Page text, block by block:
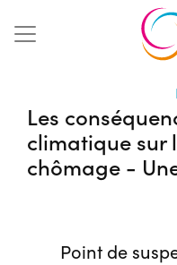
Les
climatique sur
chômage -
Point de